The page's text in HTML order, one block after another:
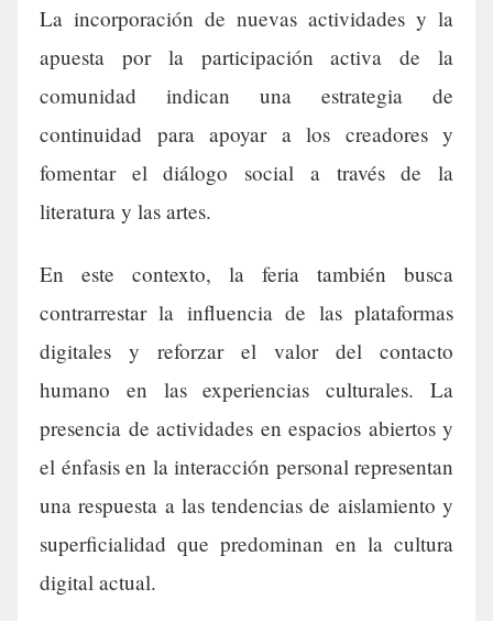
La incorporación de nuevas actividades y la
apuesta por la participación activa de la
comunidad indican una estrategia de
continuidad para apoyar a los creadores y
fomentar el diálogo social a través de la
literatura y las artes.
En este contexto, la feria también busca
contrarrestar la influencia de las plataformas
digitales y reforzar el valor del contacto
humano en las experiencias culturales. La
presencia de actividades en espacios abiertos y
el énfasis en la interacción personal representan
una respuesta a las tendencias de aislamiento y
superficialidad que predominan en la cultura
digital actual.